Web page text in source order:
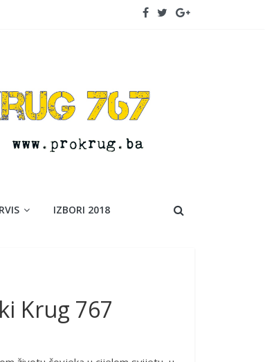
IZBORI 2018
Krug 767